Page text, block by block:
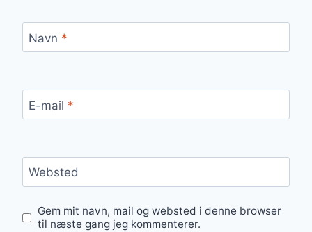
Navn *
E-mail *
Websted
Gem mit navn, mail og websted i denne browser
til næste gang jeg kommenterer.